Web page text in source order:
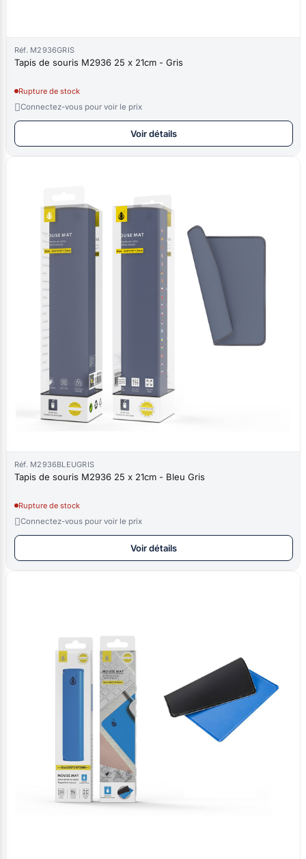
Réf. M2936GRIS
Tapis de souris M2936 25 x 21cm - Gris
Rupture de stock
Connectez-vous pour voir le prix
Voir détails
Réf. M2936BLEUGRIS
Tapis de souris M2936 25 x 21cm - Bleu Gris
Rupture de stock
Connectez-vous pour voir le prix
Voir détails